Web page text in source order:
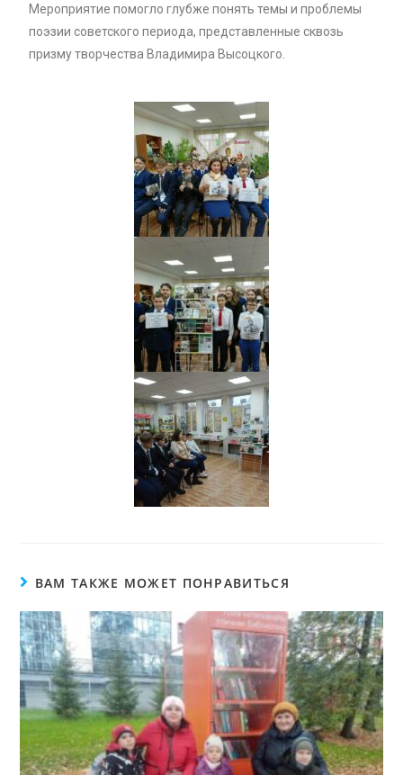
Мероприятие помогло глубже понять темы и проблемы
поэзии советского периода, представленные сквозь
призму творчества Владимира Высоцкого.
ВАМ ТАКЖЕ МОЖЕТ ПОНРАВИТЬСЯ